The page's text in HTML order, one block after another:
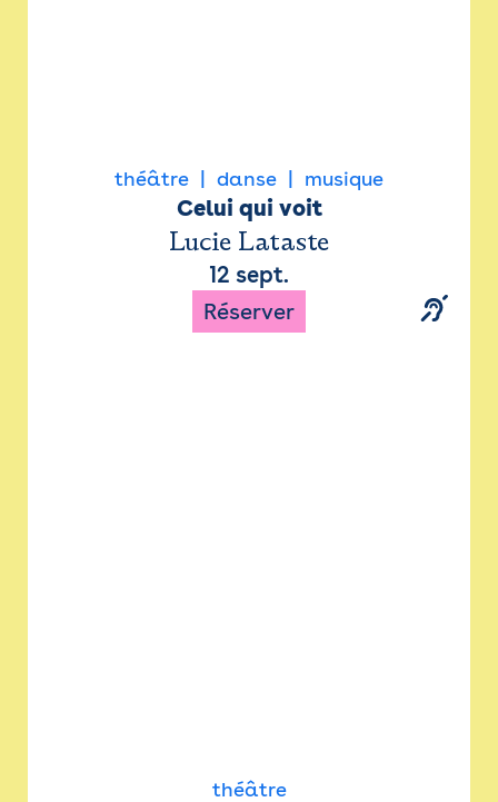
théâtre danse musique
Celui qui voit
Lucie Lataste
12 sept.
Réserver
théâtre